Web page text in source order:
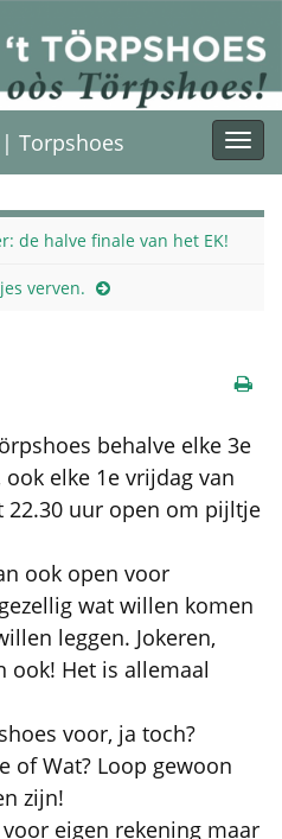
Torpshoes
de halve finale van het EK!
verven.
behalve elke 3e
elke 1e vrijdag van
22.30 uur open om pijltje
ook open voor
wat willen komen
leggen. Jokeren,
ook! Het is allemaal
voor, ja toch?
of Wat? Loop gewoon
zijn!
eigen rekening maar